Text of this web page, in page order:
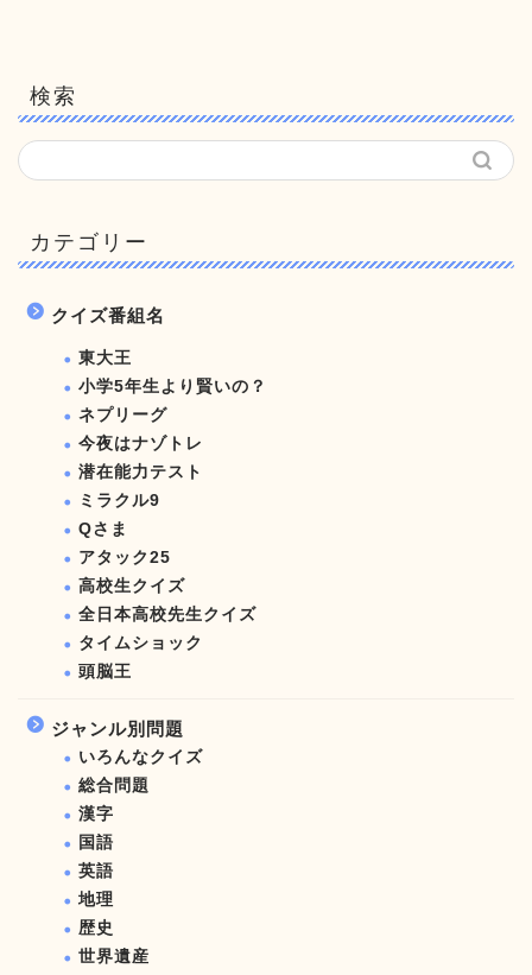
検索
カテゴリー
クイズ番組名
東大王
小学5年生より賢いの？
ネプリーグ
今夜はナゾトレ
潜在能力テスト
ミラクル9
Qさま
アタック25
高校生クイズ
全日本高校先生クイズ
タイムショック
頭脳王
ジャンル別問題
いろんなクイズ
総合問題
漢字
国語
英語
地理
歴史
世界遺産